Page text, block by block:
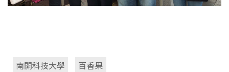
南開科技大學 百香果